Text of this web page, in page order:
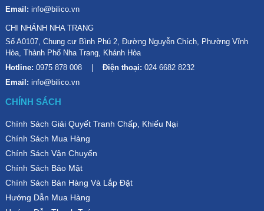
Email: info@bilico.vn
CHI NHÁNH NHA TRANG
Số A0107, Chung cư Bình Phú 2, Đường Nguyễn Chích, Phường Vĩnh
Hòa, Thành Phố Nha Trang, Khánh Hòa
Hotline: 0975 878 008 Điện thoại: 024 6682 8232
Email: info@bilico.vn
CHÍNH SÁCH
Chính Sách Giải Quyết Tranh Chấp, Khiếu Nại
Chính Sách Mua Hàng
Chính Sách Vận Chuyển
Chính Sách Bảo Mật
Chính Sách Bán Hàng Và Lắp Đặt
Hướng Dẫn Mua Hàng